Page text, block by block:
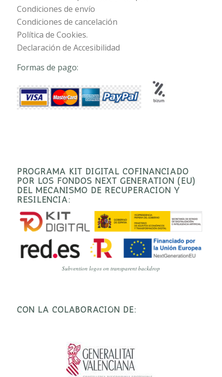
Condiciones de envío
Condiciones de cancelación
Política de Cookies.
Declaración de Accesibilidad
Formas de pago:
PROGRAMA KIT DIGITAL COFINANCIADO
POR LOS FONDOS NEXT GENERATION (EU)
DEL MECANISMO DE RECUPERACIÓN Y
RESILENCIA:
Subvention logos on transparent backdrop
CON LA COLABORACIÓN DE: